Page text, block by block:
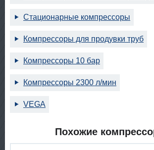
Стационарные компрессоры
Компрессоры для продувки труб
Компрессоры 10 бар
Компрессоры 2300 л/мин
VEGA
Похожие